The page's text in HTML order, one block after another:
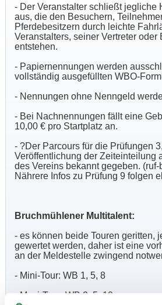
- Der Veranstalter schließt jegliche
aus, die den Besuchern,
Pferdebesitzern durch leichte
Veranstalters, seiner Vertreter oder
entstehen.
- Papiernennungen werden
vollständig ausgefüllten WBO-
- Nennungen ohne Nenngeld
- Bei Nachnennungen fällt eine
10,00 € pro Startplatz an.
- ?Der Parcours für die Prüfungen
Veröffentlichung der Zeiteinteilung
des Vereins bekannt gegeben.
Nährere Infos zu Prüfung 9 folgen
Bruchmühlener Multitalent:
- es können beide Touren geritten,
gewertet werden, daher ist eine
an der Meldestelle zwingend
- Mini-Tour: WB 1, 5, 8
- Maxi-Tour: WB 2, 5, 10